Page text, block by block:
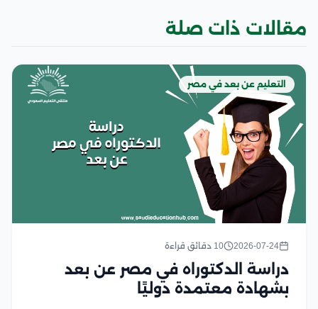
مقالات ذات صلة
التعليم عن بعد في مصر
2026-07-24 10 دقائق قراءة
دراسة الدكتوراه في مصر عن بعد
بشهادة معتمدة دوليًا